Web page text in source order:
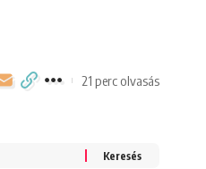
21 perc olvasás